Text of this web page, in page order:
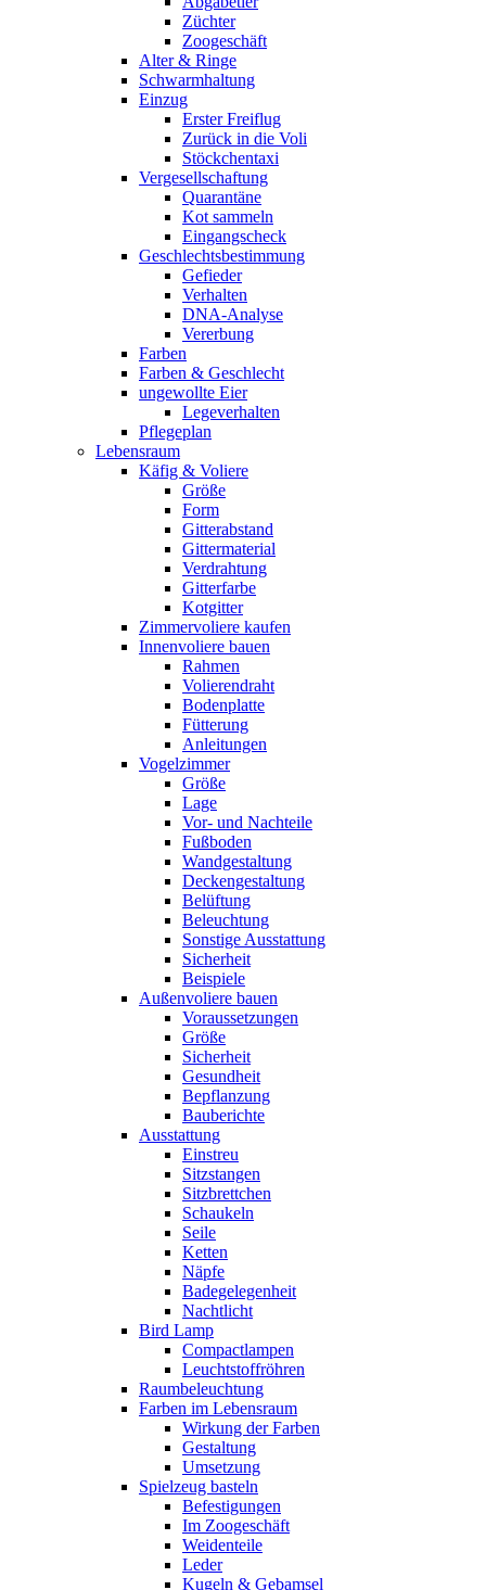
Züchter
Zoogeschäft
Alter & Ringe
Schwarmhaltung
Einzug
Erster Freiflug
Zurück in die Voli
Stöckchentaxi
Vergesellschaftung
Quarantäne
Kot sammeln
Eingangscheck
Geschlechtsbestimmung
Gefieder
Verhalten
DNA-Analyse
Vererbung
Farben
Farben & Geschlecht
ungewollte Eier
Legeverhalten
Pflegeplan
Lebensraum
Käfig & Voliere
Größe
Form
Gitterabstand
Gittermaterial
Verdrahtung
Gitterfarbe
Kotgitter
Zimmervoliere kaufen
Innenvoliere bauen
Rahmen
Volierendraht
Bodenplatte
Fütterung
Anleitungen
Vogelzimmer
Größe
Lage
Vor- und Nachteile
Fußboden
Wandgestaltung
Deckengestaltung
Belüftung
Beleuchtung
Sonstige Ausstattung
Sicherheit
Beispiele
Außenvoliere bauen
Voraussetzungen
Größe
Sicherheit
Gesundheit
Bepflanzung
Bauberichte
Ausstattung
Einstreu
Sitzstangen
Sitzbrettchen
Schaukeln
Seile
Ketten
Näpfe
Badegelegenheit
Nachtlicht
Bird Lamp
Compactlampen
Leuchtstoffröhren
Raumbeleuchtung
Farben im Lebensraum
Wirkung der Farben
Gestaltung
Umsetzung
Spielzeug basteln
Befestigungen
Im Zoogeschäft
Weidenteile
Leder
Kugeln & Gebamsel